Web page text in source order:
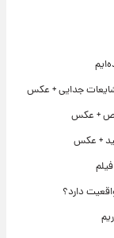
جدایی + عکس
+ عکس
دارد؟